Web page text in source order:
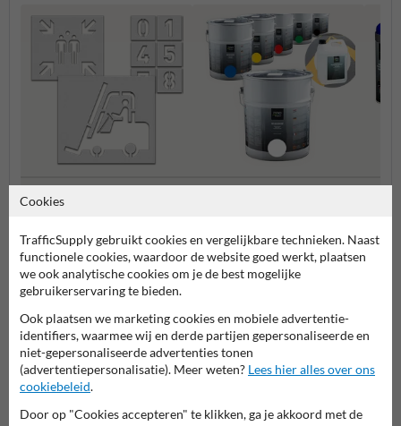
Sjablonen wegmarkering
Wegmarkering doe-het-zelf
Cookies
TrafficSupply gebruikt cookies en vergelijkbare technieken. Naast
functionele cookies, waardoor de website goed werkt, plaatsen
we ook analytische cookies om je de best mogelijke
gebruikerservaring te bieden.
Ook plaatsen we marketing cookies en mobiele advertentie-
identifiers, waarmee wij en derde partijen gepersonaliseerde en
niet-gepersonaliseerde advertenties tonen
(advertentiepersonalisatie). Meer weten? Lees hier alles over ons
cookiebeleid.
Door op "Cookies accepteren" te klikken, ga je akkoord met de